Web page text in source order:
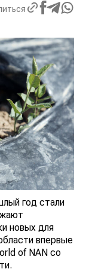
год стали
новых для
впервые
of NAN со